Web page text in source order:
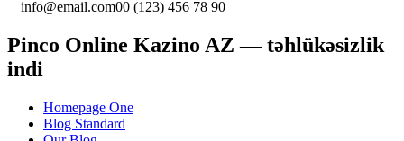
info@email.com00 (123) 456 78 90
Pinco Online Kazino AZ — təhlükəsizlik
indi
Homepage One
Blog Standard